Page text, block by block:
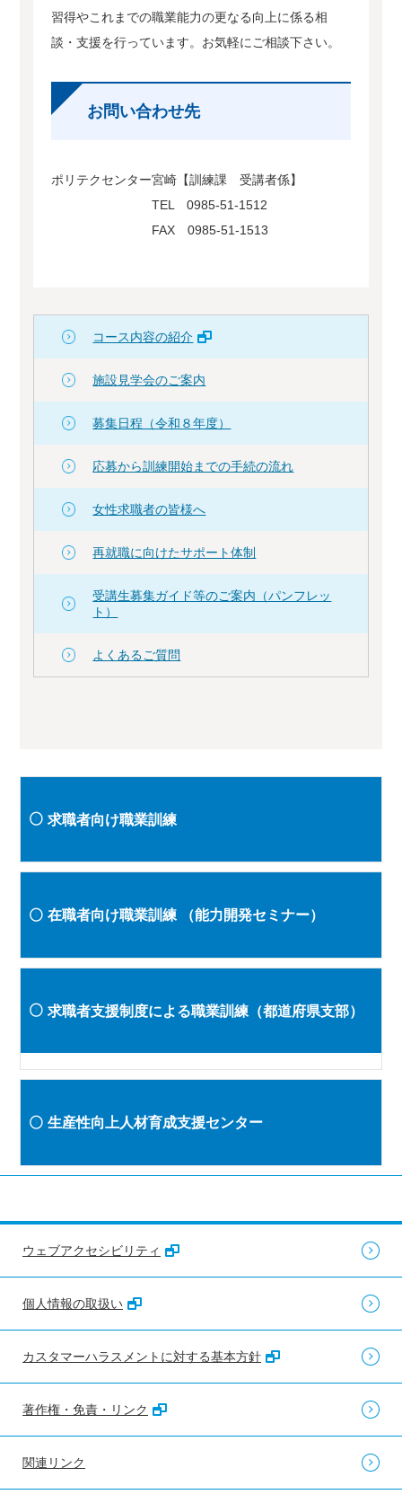
習得やこれまでの職業能力の更なる向上に係る相
談・支援を行っています。お気軽にご相談下さい。
お問い合わせ先
ポリテクセンター宮崎【訓練課 受講者係】
TEL 0985-51-1512
FAX 0985-51-1513
コース内容の紹介
施設見学会のご案内
募集日程（令和８年度）
応募から訓練開始までの手続の流れ
女性求職者の皆様へ
再就職に向けたサポート体制
受講生募集ガイド等のご案内（パンフレッ
ト）
よくあるご質問
求職者向け職業訓練
在職者向け職業訓練 （能力開発セミナー）
求職者支援制度による職業訓練（都道府県支部）
生産性向上人材育成支援センター
ウェブアクセシビリティ
個人情報の取扱い
カスタマーハラスメントに対する基本方針
著作権・免責・リンク
関連リンク